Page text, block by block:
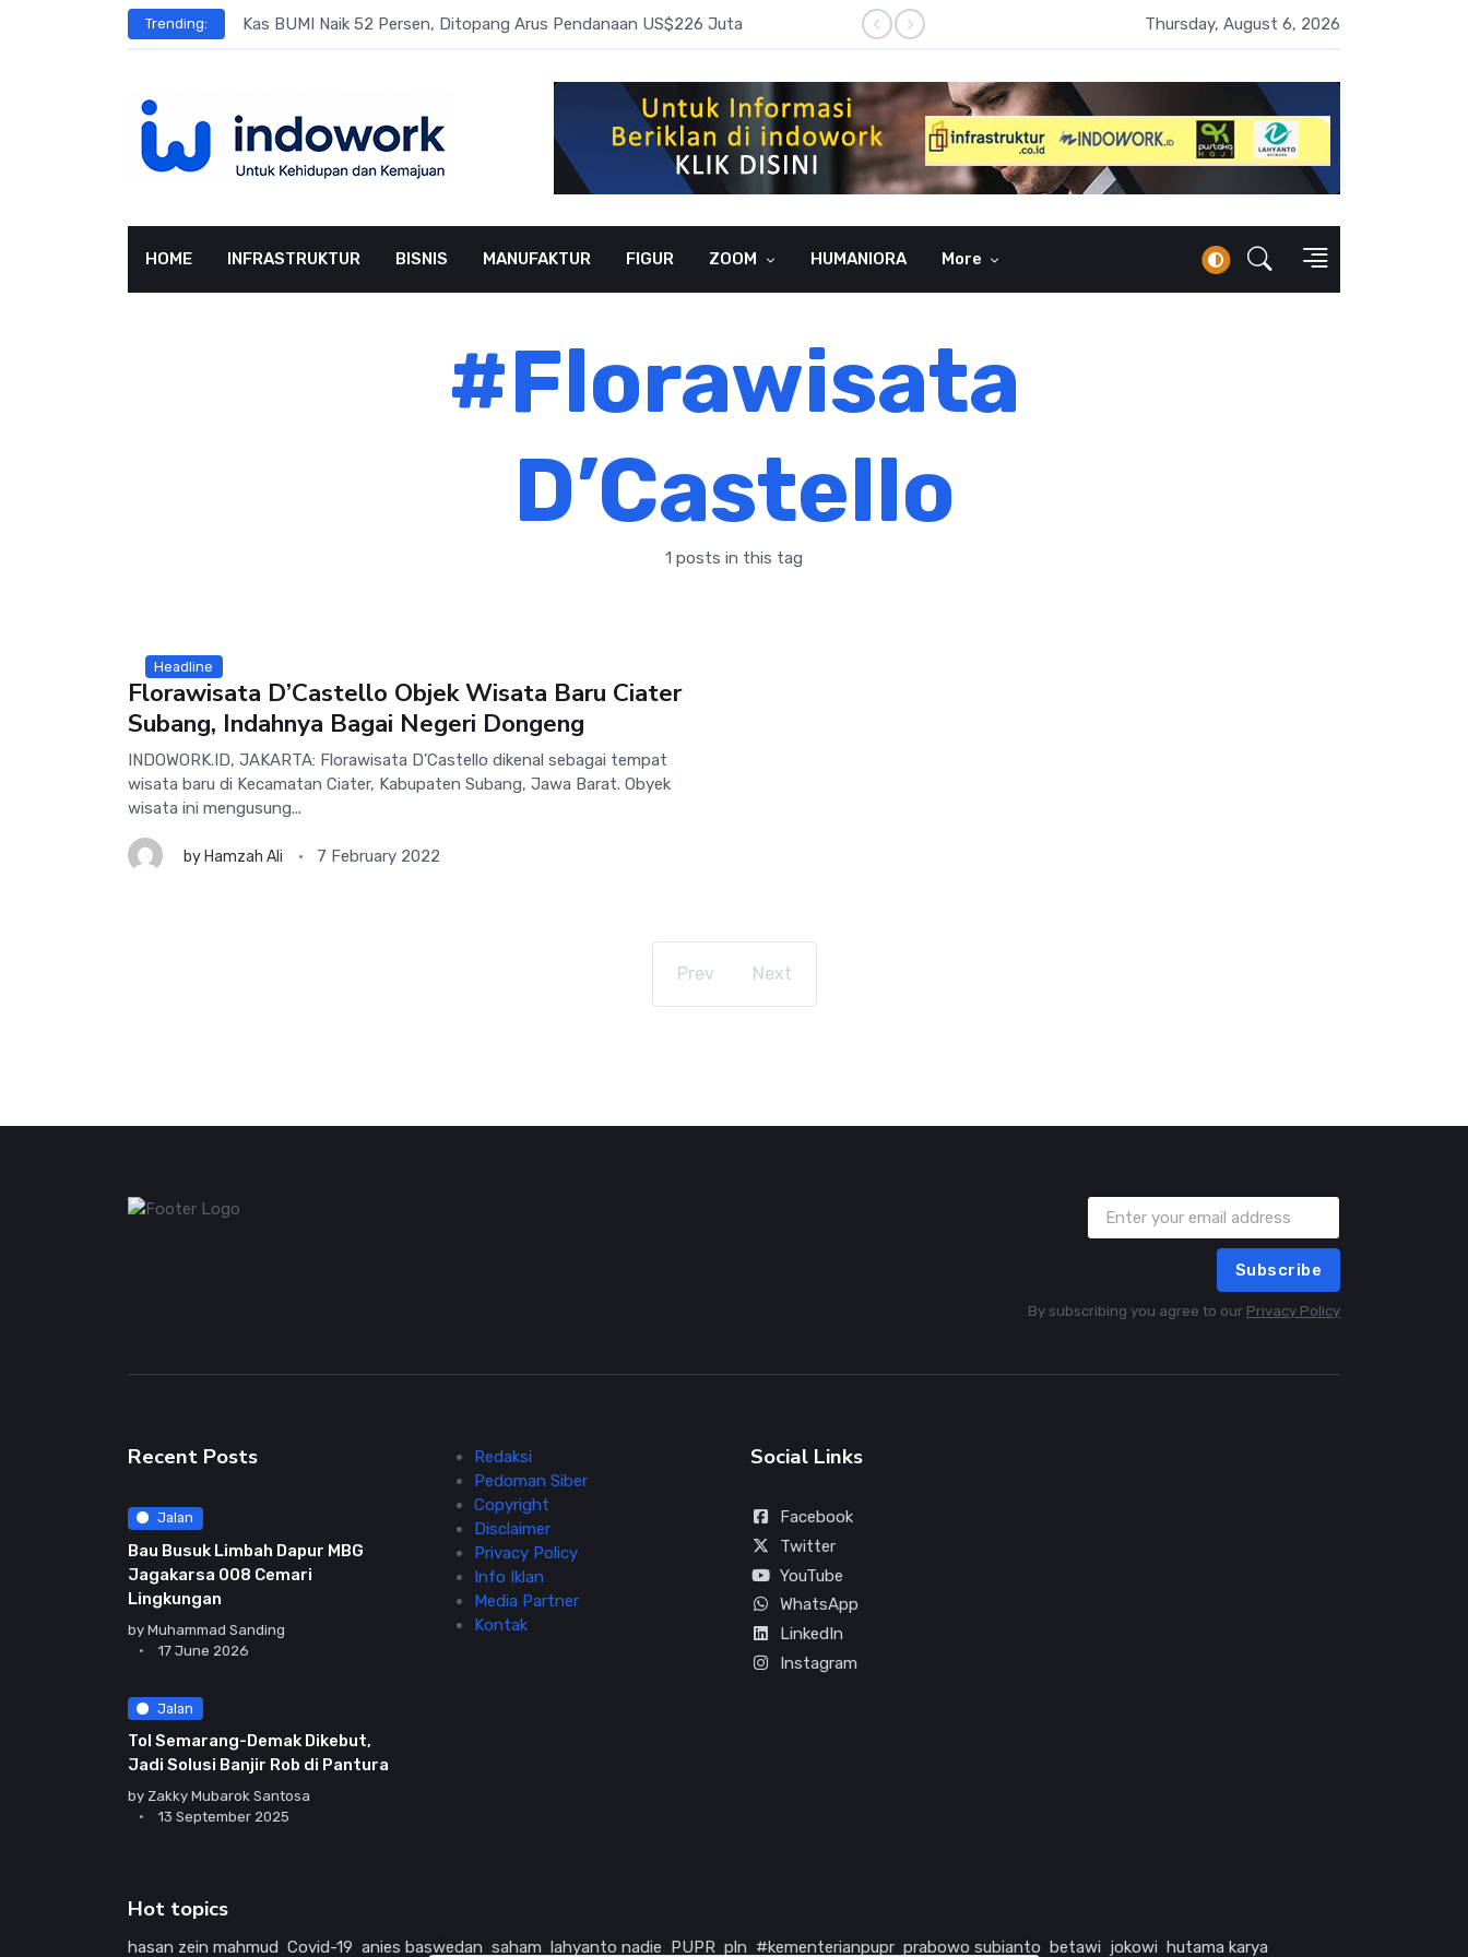
Trending: Kas BUMI Naik 52 Persen, Ditopang Arus Pendanaan US$226 Juta Laba BUMI Naik 87 Persen, Arus Kas Operasi Malah Minus US$64,8 Juta
Thursday, August 6, 2026
HOME INFRASTRUKTUR BISNIS MANUFAKTUR FIGUR ZOOM HUMANIORA More
#Florawisata
D’Castello
1 posts in this tag
Headline
Florawisata D’Castello Objek Wisata Baru Ciater
Subang, Indahnya Bagai Negeri Dongeng
INDOWORK.ID, JAKARTA: Florawisata D’Castello dikenal sebagai tempat
wisata baru di Kecamatan Ciater, Kabupaten Subang, Jawa Barat. Obyek
wisata ini mengusung...
by Hamzah Ali 7 February 2022
Prev Next
Subscribe
By subscribing you agree to our Privacy Policy
Recent Posts
Jalan
Bau Busuk Limbah Dapur MBG
Jagakarsa 008 Cemari
Lingkungan
by Muhammad Sanding
17 June 2026
Jalan
Tol Semarang-Demak Dikebut,
Jadi Solusi Banjir Rob di Pantura
by Zakky Mubarok Santosa
13 September 2025
Redaksi
Pedoman Siber
Copyright
Disclaimer
Privacy Policy
Info Iklan
Media Partner
Kontak
Social Links
Facebook
Twitter
YouTube
WhatsApp
LinkedIn
Instagram
Hot topics
hasan zein mahmud Covid-19 anies baswedan saham lahyanto nadie PUPR pln #kementerianpupr prabowo subianto betawi jokowi hutama karya